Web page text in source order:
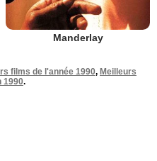
Manderlay
films de l'année 1990, Meilleurs
1990.